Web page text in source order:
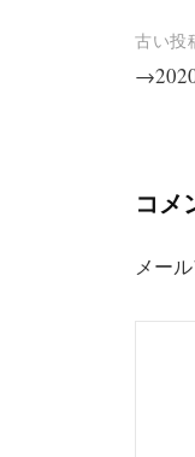
投
稿
ゲ
シ
ョ
古い投
コメ
メー